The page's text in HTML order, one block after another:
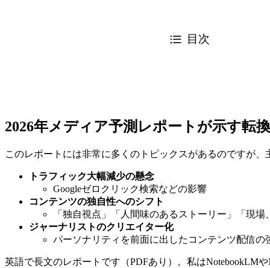
目次
2026年メディア予測レポートが示す転
このレポートには非常に多くのトピックスがあるのですが
トラフィック大幅減少の懸念
Googleゼロクリック検索などの影響
コンテンツの独自性へのシフト
「独自視点」「人間味のあるストーリー」「現
ジャーナリストのクリエイター化
パーソナリティを前面に出したコンテンツ配信
英語で長文のレポートです（PDFあり）。私はNotebookLM